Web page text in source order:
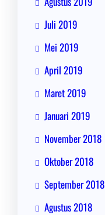
Juli 2019
Mei 2019
April 2019
Maret 2019
Januari 2019
November 2018
Oktober 2018
September 2018
Agustus 2018